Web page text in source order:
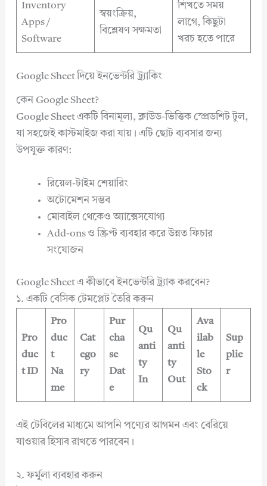
Inventory
Apps /
Software
স্বয়ংক্রিয়,
বিশ্লেষণ সক্ষমতা
শিখতে সময়
লাগে, কিছুটা
খরচ হতে পারে
Google Sheet দিয়ে ইনভেন্টরি ট্র্যাকিং
কেন Google Sheet?
Google Sheet একটি বিনামূল্য, ক্লাউড-ভিত্তিক স্প্রেডশিট টুল,
যা সহজেই কাস্টমাইজ করা যায়। এটি ছোট ব্যবসার জন্য
উপযুক্ত কারণ:
রিয়েল-টাইম শেয়ারিং
অটোমেশন সম্ভব
মোবাইল থেকেও অ্যাক্সেসযোগ্য
Add-ons ও স্ক্রিপ্ট ব্যবহার করে উন্নত ফিচার
সংযোজন
Google Sheet এ কীভাবে ইনভেন্টরি ট্র্যাক করবেন?
১. একটি বেসিক টেমপ্লেট তৈরি করুন
Pro
duc
t ID
Pro
duc
t
Na
me
Cat
ego
ry
Pur
cha
se
Dat
e
Qu
anti
ty
In
Qu
anti
ty
Out
Ava
ilab
le
Sto
ck
Sup
plie
r
এই টেবিলের মাধ্যমে আপনি পণ্যের আগমন এবং বেরিয়ে
যাওয়ার হিসাব রাখতে পারবেন।
২. ফর্মুলা ব্যবহার করুন